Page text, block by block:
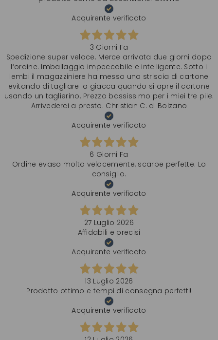
Acquirente verificato
3 Giorni Fa
Spedizione super veloce. Merce arrivata due giorni dopo
l‘ordine. Imballaggio impeccabile e intelligente. Sotto i
lembi il magazziniere ha messo una striscia di cartone
evitando di tagliare la giacca quando si apre il cartone
usando un taglierino. Prezzo bassissimo per i miei tre pile.
Arrivederci a presto. Christian C. di Bolzano
Acquirente verificato
6 Giorni Fa
Ordine evaso molto velocemente, scarpe perfette. Lo
consiglio.
Acquirente verificato
27 Luglio 2026
Affidabili e precisi
Acquirente verificato
13 Luglio 2026
Prodotto ottimo e tempi di consegna perfetti!
Acquirente verificato